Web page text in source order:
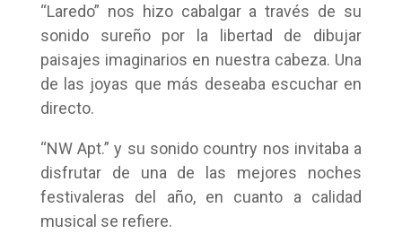
“Laredo” nos hizo cabalgar a través de su
sonido sureño por la libertad de dibujar
paisajes imaginarios en nuestra cabeza. Una
de las joyas que más deseaba escuchar en
directo.
“NW Apt.” y su sonido country nos invitaba a
disfrutar de una de las mejores noches
festivaleras del año, en cuanto a calidad
musical se refiere.